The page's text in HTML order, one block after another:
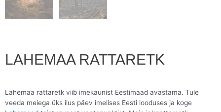
LAHEMAA RATTARETK
Lahemaa rattaretk viib imekaunist Eestimaad avastama. Tule
veeda meiega üks ilus päev imelises Eesti looduses ja koge